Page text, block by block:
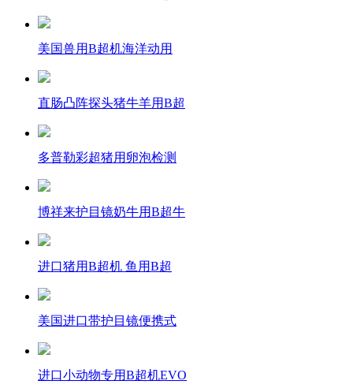
美国兽用B超机海洋动用
直肠凸阵探头猪牛羊用B超
多普勒彩超猪用卵泡检测
博祥来护目镜奶牛用B超牛
进口猪用B超机 鱼用B超
美国进口带护目镜便携式
进口小动物专用B超机EVO